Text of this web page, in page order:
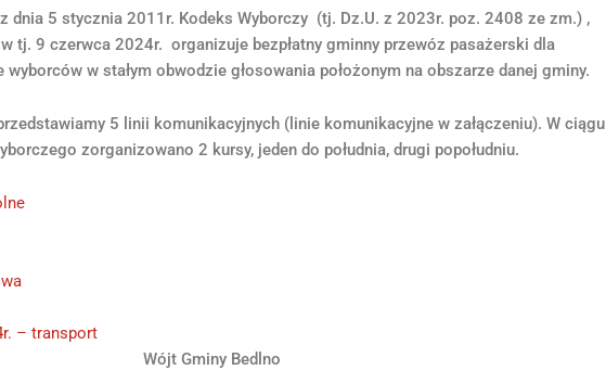
dnia 5 stycznia 2011r. Kodeks Wyborczy (tj. Dz.U. z 2023r. poz. 2408 ze zm.) ,
tj. 9 czerwca 2024r. organizuje bezpłatny gminny przewóz pasażerski dla
w stałym obwodzie głosowania położonym na obszarze danej gminy.
5 linii komunikacyjnych (linie komunikacyjne w załączeniu). W ciągu
zorganizowano 2 kursy, jeden do południa, drugi popołudniu.
– transport
Wójt Gminy Bedlno